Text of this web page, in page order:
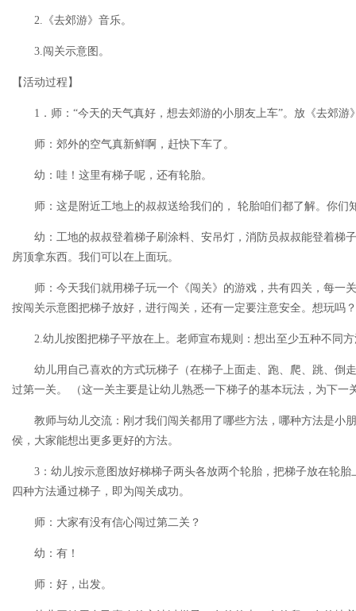
2.《去郊游》音乐。
3.闯关示意图。
【活动过程】
1．师：“今天的天气真好，想去郊游的小朋友上车”。放《去郊游
师：郊外的空气真新鲜啊，赶快下车了。
幼：哇！这里有梯子呢，还有轮胎。
师：这是附近工地上的叔叔送给我们的， 轮胎咱们都了解。你们
幼：工地的叔叔登着梯子刷涂料、安吊灯，消防员叔叔能登着梯
房顶拿东西。我们可以在上面玩。
师：今天我们就用梯子玩一个《闯关》的游戏，共有四关，每一
按闯关示意图把梯子放好，进行闯关，还有一定要注意安全。想玩吗
2.幼儿按图把梯子平放在上。老师宣布规则：想出至少五种不同方
幼儿用自己喜欢的方式玩梯子（在梯子上面走、跑、爬、跳、倒
过第一关。 （这一关主要是让幼儿熟悉一下梯子的基本玩法，为下一
教师与幼儿交流：刚才我们闯关都用了哪些方法，哪种方法是小
侯，大家能想出更多更好的方法。
3：幼儿按示意图放好梯梯子两头各放两个轮胎，把梯子放在轮胎
四种方法通过梯子，即为闯关成功。
师：大家有没有信心闯过第二关？
幼：有！
师：好，出发。